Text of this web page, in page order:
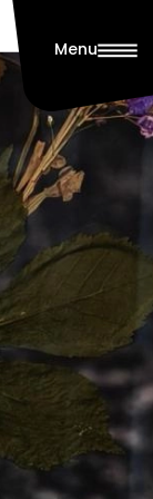
Menu